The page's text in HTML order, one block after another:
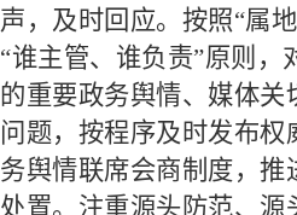
声，及时回应。按照“属
“谁主管、谁负责”原则，
的重要政务舆情、媒体关
问题，按程序及时发布
务舆情联席会商制度，推
处置。注重源头防范、源